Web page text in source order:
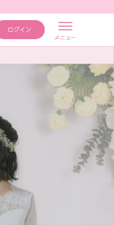
メニュー
ログイン